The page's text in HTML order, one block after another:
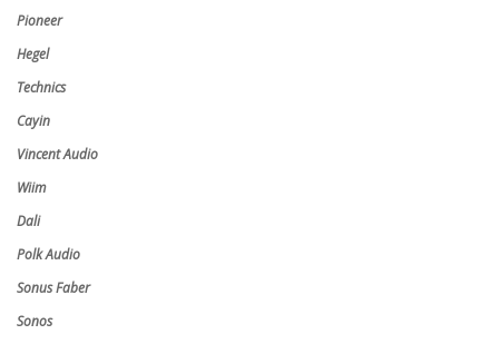
Pioneer
Hegel
Technics
Cayin
Vincent Audio
Wiim
Dali
Polk Audio
Sonus Faber
Sonos